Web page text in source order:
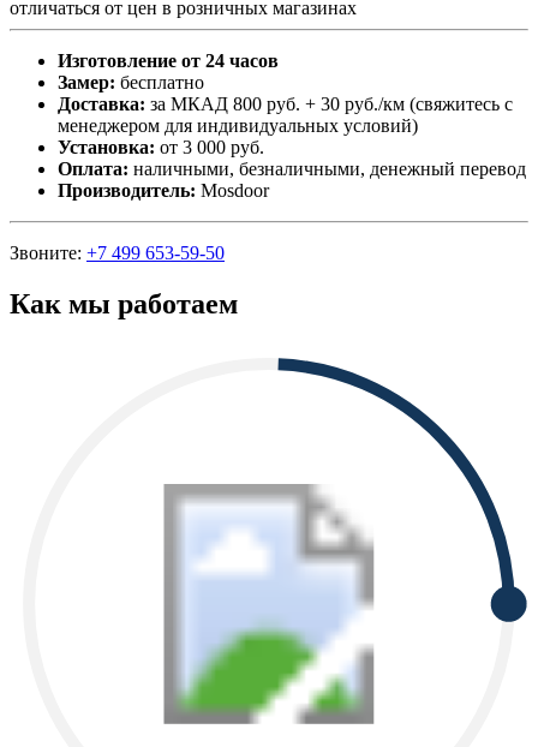
отличаться от цен в розничных магазинах
Изготовление от 24 часов
Замер: бесплатно
Доставка: за МКАД 800 руб. + 30 руб./км (свяжитесь с
менеджером для индивидуальных условий)
Установка: от 3 000 руб.
Оплата: наличными, безналичными, денежный перевод
Производитель: Mosdoor
Звоните: +7 499 653-59-50
Как мы работаем